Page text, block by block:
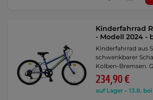
Kinderfahrrad
- Modell 2024 -
Kinderfahrrad aus
schwenkbarer
Kolben-Bremsen.
234,90 €
auf Lager – 13.8.